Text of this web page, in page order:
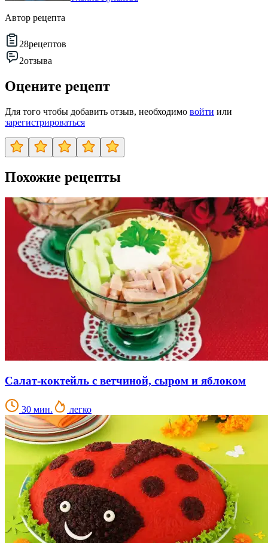
Автор рецепта
28рецептов
2отзыва
Оцените рецепт
Для того чтобы добавить отзыв, необходимо войти или
зарегистрироваться
Похожие рецепты
Салат-коктейль с ветчиной, сыром и яблоком
30 мин. легко